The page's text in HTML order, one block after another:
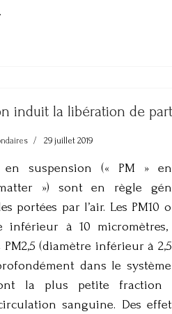
induit la libération de
29 juillet 2019
en suspension (« PM »
») sont en règle
portées par l’air. Les PM10
inférieur à 10
PM2,5 (diamètre inférieur à
dans le
la plus petite fraction
sanguine. Des